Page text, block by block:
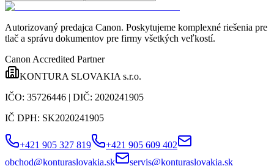
Autorizovaný predajca Canon. Poskytujeme komplexné riešenia pre
tlač a správu dokumentov pre firmy všetkých veľkostí.
Canon Accredited Partner
KONTURA SLOVAKIA s.r.o.
IČO: 35726446 | DIČ: 2020241905
IČ DPH: SK2020241905
+421 905 327 819
+421 905 609 402
obchod@konturaslovakia.sk
servis@konturaslovakia.sk